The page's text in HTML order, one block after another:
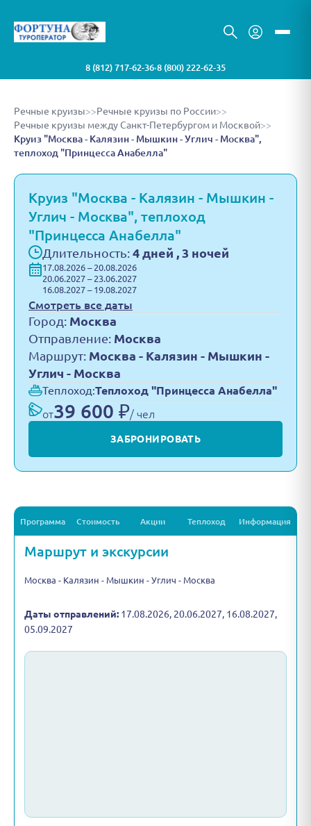
8 (812) 717-62-36•8 (800) 222-62-35
Речные круизы>>Речные круизы по России>>
Речные круизы между Санкт-Петербургом и Москвой>>
Круиз "Москва - Калязин - Мышкин - Углич - Москва",
теплоход "Принцесса Анабелла"
Круиз "Москва - Калязин - Мышкин -
Углич - Москва", теплоход
"Принцесса Анабелла"
Длительность: 4 дней , 3 ночей
17.08.2026 – 20.08.2026
20.06.2027 – 23.06.2027
16.08.2027 – 19.08.2027
Смотреть все даты
Город: Москва
Отправление: Москва
Маршрут: Москва - Калязин - Мышкин -
Углич - Москва
Теплоход:Теплоход "Принцесса Анабелла"
от39 600 ₽/ чел
ЗАБРОНИРОВАТЬ
Программа Стоимость Акции Теплоход Информация
Маршрут и экскурсии
Москва - Калязин - Мышкин - Углич - Москва
Даты отправлений: 17.08.2026, 20.06.2027, 16.08.2027,
05.09.2027